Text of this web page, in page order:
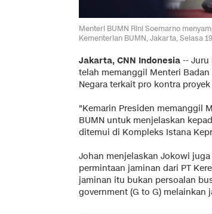
Menteri BUMN Rini Soemarno
Kementerian BUMN, Jakarta, Selasa
Jakarta, CNN Indonesia -- Juru
telah memanggil Menteri Badan
Negara terkait pro kontra
"Kemarin Presiden memanggil
BUMN untuk menjelaskan
ditemui di Kompleks Istana
Johan menjelaskan Jokowi
permintaan jaminan dari PT
jaminan itu bukan persoalan
government (G to G) melainkan